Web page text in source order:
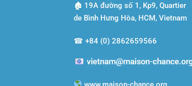
🏚 19A đường số 1, Kp9, Quartier
de Bình Hưng Hòa, HCM, Vietnam
☎ +84 (0) 2862659566